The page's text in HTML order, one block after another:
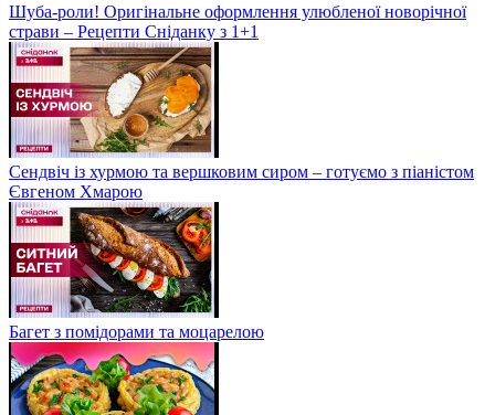
Шуба-роли! Оригінальне оформлення улюбленої новорічної
страви – Рецепти Сніданку з 1+1
Сендвіч із хурмою та вершковим сиром – готуємо з піаністом
Євгеном Хмарою
Багет з помідорами та моцарелою